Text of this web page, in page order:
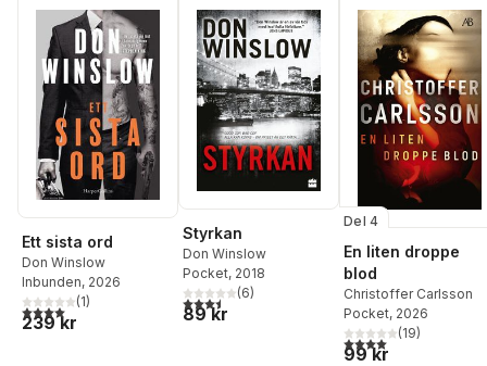
Ett sista ord
Don Winslow
Inbunden, 2026
4,0utav 5 stjärnor. Totalt antal röster:
(1)
239 kr
Styrkan
Don Winslow
Pocket, 2018
3,5utav 5 stjärnor. Totalt antal röster:
(6)
89 kr
Del 4
En liten droppe
blod
Christoffer Carlsson
Pocket, 2026
4,0utav 5 stjärnor.
(19)
99 kr